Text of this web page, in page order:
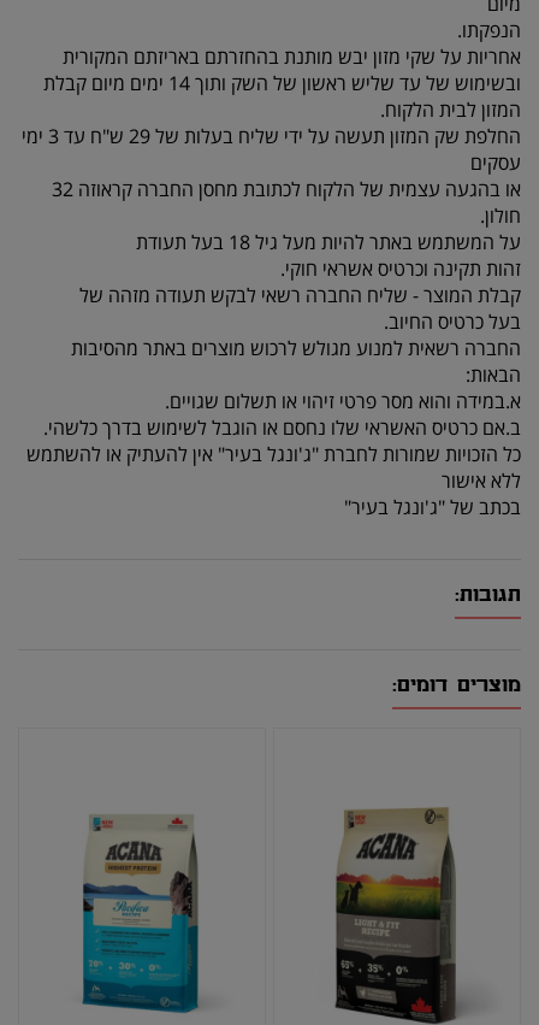
הנפקתו.
אחריות על שקי מזון יבש מותנת בהחזרתם באריזתם המקורית
ובשימוש של עד שליש ראשון של השק ותוך 14 ימים מיום קבלת
המזון לבית הלקוח.
החלפת שק המזון תעשה על ידי שליח בעלות של 29 ש"ח עד 3 ימי
עסקים
או בהגעה עצמית של הלקוח לכתובת מחסן החברה קראוזה 32
חולון.
על המשתמש באתר להיות מעל גיל 18 בעל תעודת
זהות תקינה וכרטיס אשראי חוקי.
קבלת המוצר - שליח החברה רשאי לבקש תעודה מזהה של
בעל כרטיס החיוב.
החברה רשאית למנוע מגולש לרכוש מוצרים באתר מהסיבות
הבאות:
א.במידה והוא מסר פרטי זיהוי או תשלום שגויים.
ב.אם כרטיס האשראי שלו נחסם או הוגבל לשימוש בדרך כלשהי.
כל הזכויות שמורות לחברת "ג'ונגל בעיר" אין להעתיק או להשתמש
ללא אישור
בכתב של "ג'ונגל בעיר"
תגובות:
מוצרים דומים: